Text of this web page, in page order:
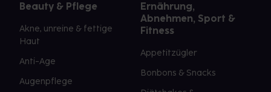
Beauty & Pflege
Akne, unreine & fettige
Haut
Anti-Age
Augenpflege
Ernährung,
Abnehmen, Sport &
Fitness
Appetitzügler
Bonbons & Snacks